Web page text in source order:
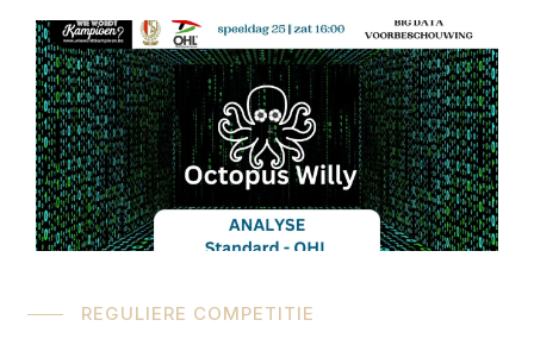
REGULIERE COMPETITIE